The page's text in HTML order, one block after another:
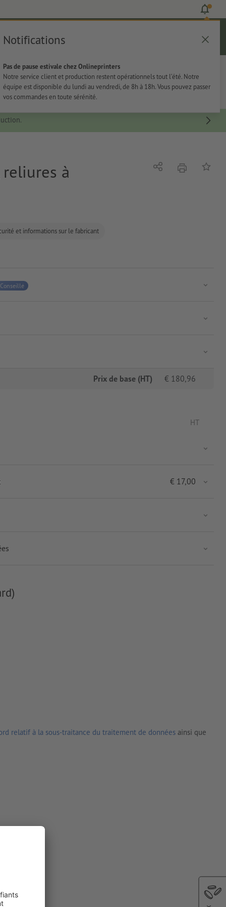
Notifications
Pas de pause estivale chez Onlineprinters
Notre service client et production restent opérationnels tout l’été. Notre
équipe est disponible du lundi au vendredi, de 8h à 18h. Vous pouvez passer
vos commandes en toute sérénité.
Panier
Papeterie Autocollants
à
et informations sur le fabricant
Partagerimprimer
Conseillé
Prix de base (HT) € 180,96
HT
€ 17,00
relatif à la sous-traitance du traitement de données ainsi que